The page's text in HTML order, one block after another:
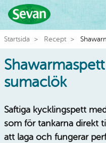
Startsida Recept
sumaclök
Saftiga kycklingspett
som för tankarna direkt
att laga och fungerar